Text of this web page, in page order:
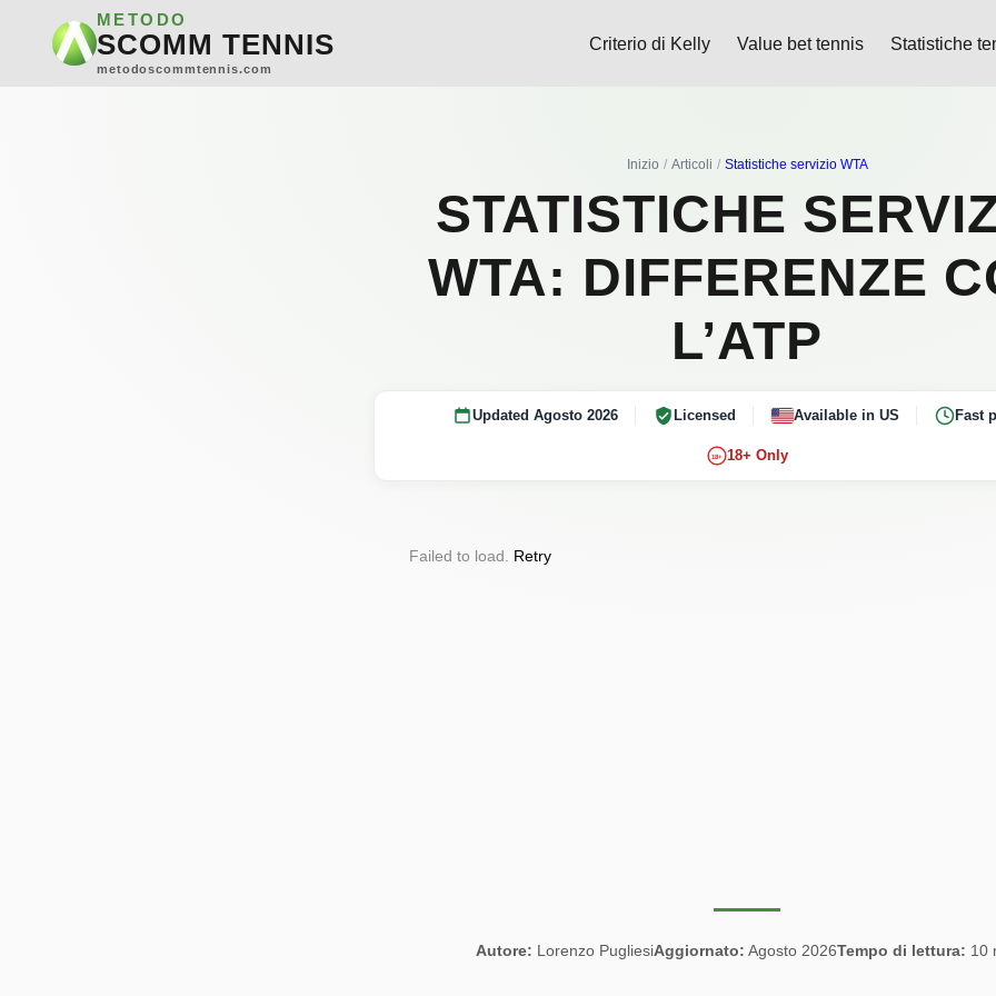
METODO
SCOMM TENNIS
metodoscommtennis.com
Criterio di Kelly Value bet tennis Statistiche
Inizio Articoli Statistiche servizio WTA
STATISTICHE
WTA: DIFFERENZE
L’ATP
Updated Agosto 2026 Licensed Available in US Fast
18+ 18+ Only
Failed to load. Retry
Autore: Lorenzo PugliesiAggiornato: Agosto 2026Tempo di lettura: 10